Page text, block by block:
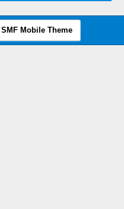
SMF Mobile Theme